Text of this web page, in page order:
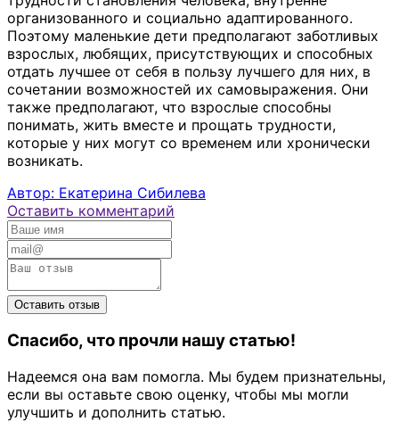
организованного и социально адаптированного.
Поэтому маленькие дети предполагают заботливых
взрослых, любящих, присутствующих и способных
отдать лучшее от себя в пользу лучшего для них, в
сочетании возможностей их самовыражения. Они
также предполагают, что взрослые способны
понимать, жить вместе и прощать трудности,
которые у них могут со временем или хронически
возникать.
Автор: Екатерина Сибилева
Оставить комментарий
Спасибо, что прочли нашу статью!
Надеемся она вам помогла. Мы будем признательны,
если вы оставьте свою оценку, чтобы мы могли
улучшить и дополнить статью.